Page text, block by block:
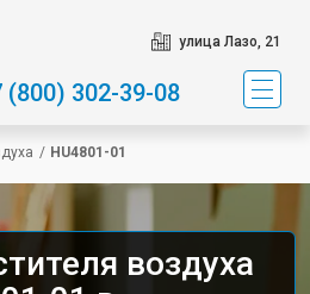
улица Лазо, 21
(800) 302-39-08
/ HU4801-01
воздуха